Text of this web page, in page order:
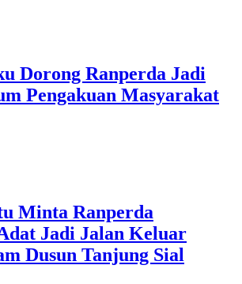
Dorong Ranperda Jadi
Pengakuan Masyarakat
Minta Ranperda
Jadi Jalan Keluar
Dusun Tanjung Sial